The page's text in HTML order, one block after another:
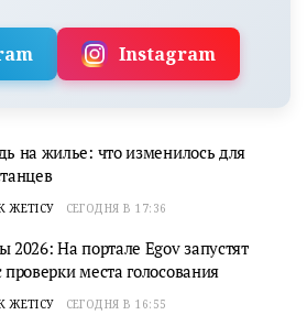
Instagram
на жилье: что изменилось для
ЖЕТІСУ СЕГОДНЯ В 17:36
2026: На портале Egov запустят
проверки места голосования
ЖЕТІСУ СЕГОДНЯ В 16:55